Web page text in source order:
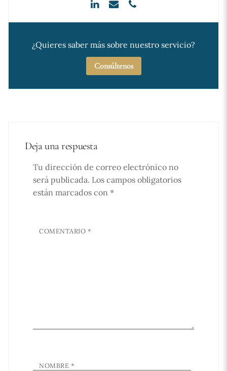
¿Quieres saber más sobre nuestro servicio?
Consúltenos
Deja una respuesta
Tu dirección de correo electrónico no
será publicada. Los campos obligatorios
están marcados con *
COMENTARIO *
NOMBRE *